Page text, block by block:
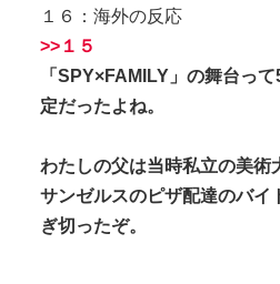
１６：海外の反応
>>１５
「SPY×FAMILY」の舞台っ
定だったよね。
わたしの父は当時私立の美術
サンゼルスのピザ配達のバイ
ぎ切ったぞ。